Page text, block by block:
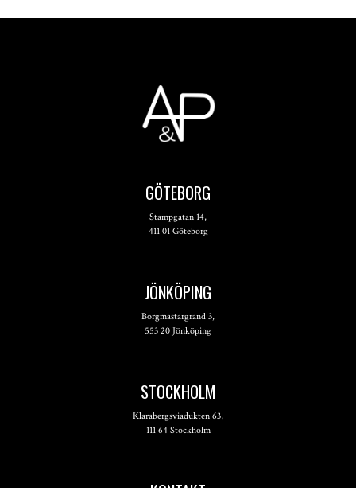
GÖTEBORG
Stampgatan 14,
411 01 Göteborg
JÖNKÖPING
Borgmästargränd 3,
553 20 Jönköping
STOCKHOLM
Klarabergsviadukten 63,
111 64 Stockholm